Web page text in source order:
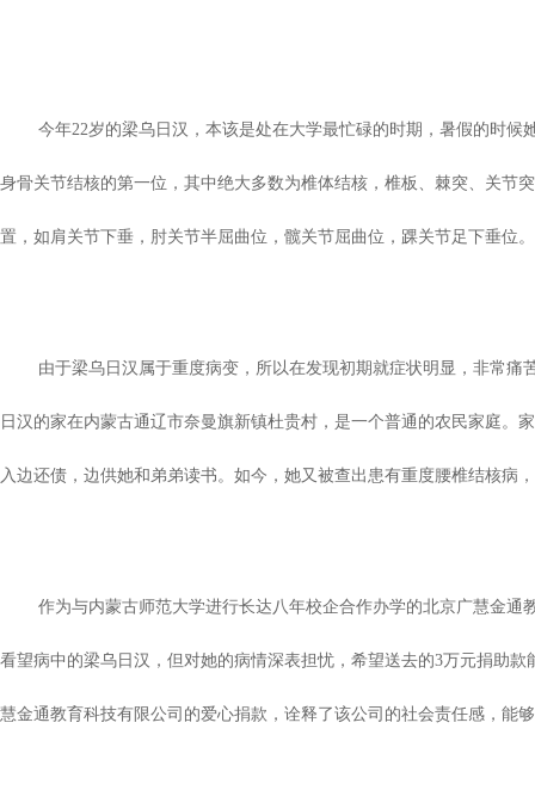
今年22岁的梁乌日汉，本该是处在大学最忙碌的时期，暑假的时候
身骨关节结核的第一位，其中绝大多数为椎体结核，椎板、棘突、关节
置，如肩关节下垂，肘关节半屈曲位，髋关节屈曲位，踝关节足下垂位
由于梁乌日汉属于重度病变，所以在发现初期就症状明显，非常痛
日汉的家在内蒙古通辽市奈曼旗新镇杜贵村，是一个普通的农民家庭
入边还债，边供她和弟弟读书。如今，她又被查出患有重度腰椎结核病
作为与内蒙古师范大学进行长达八年校企合作办学的北京广慧金通
看望病中的梁乌日汉，但对她的病情深表担忧，希望送去的3万元捐助
慧金通教育科技有限公司的爱心捐款，诠释了该公司的社会责任感，能